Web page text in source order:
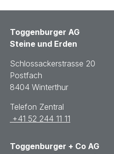
Toggenburger AG
Steine und Erden
Schlossackerstrasse 20
Postfach
8404 Winterthur
Telefon Zentral
+41 52 244 11 11
Toggenburger + Co AG